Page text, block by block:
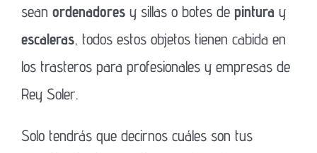
sean ordenadores y sillas o botes de pintura y
escaleras, todos estos objetos tienen cabida en
los trasteros para profesionales y empresas de
Rey Soler.
Solo tendrás que decirnos cuáles son tus